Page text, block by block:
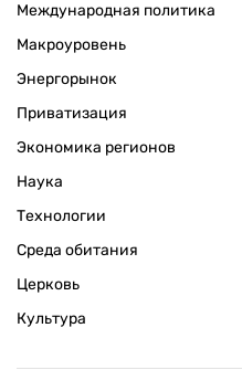
Международная политика
Макроуровень
Энергорынок
Приватизация
Экономика регионов
Наука
Технологии
Среда обитания
Церковь
Культура